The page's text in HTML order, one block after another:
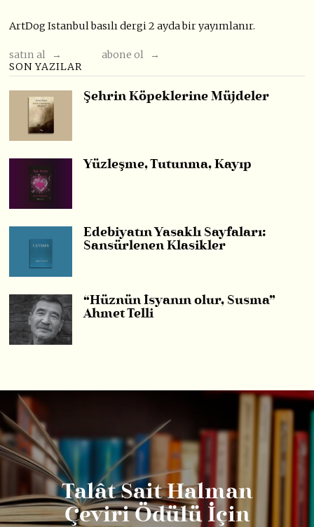
ArtDog Istanbul basılı dergi 2 ayda bir yayımlanır.
satın al →
abone ol →
SON YAZILAR
Şehrin Köpeklerine Müjdeler
Yüzleşme, Tutunma, Kayıp
Edebiyatın Yasaklı Sayfaları:
Sansürlenen Klasikler
“Hüznün İsyanın olur, Susma”
Ahmet Telli
Talât Sait Halman
Çeviri Ödülü İçin